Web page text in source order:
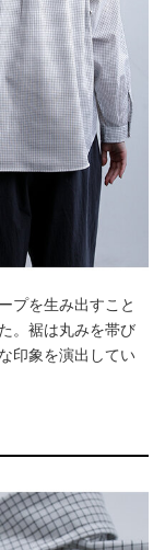
プを生み出すこと
。裾は丸みを帯び
印象を演出してい